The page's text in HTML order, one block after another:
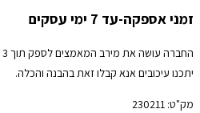
זמני אספקה-עד 7 ימי עסקים
יתכנו עיכובים אנא קבלו זאת בהבנה והכלה.
מק"ט: 230211